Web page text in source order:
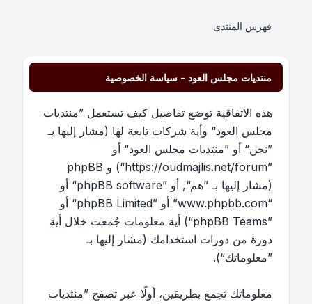
فهرس المنتدى
منتديات مجلس العود - سياسة الخصوصية
هذه الاتفاقية توضع تفاصيل كيف تستعمل ”منتديات
مجلس العود“ وأية شركات تابعة لها (مشار إليها بـ
”نحن“ أو ”منتديات مجلس العود“ أو
”https://oudmajlis.net/forum“) و phpBB
(مشار إليها بـ ”هم“, أو ”phpBB software“ أو
“www.phpbb.com” أو ”phpBB Limited“ أو
”phpBB Teams“) أية معلومات جُمعت خلال أية
دورة من دورات استخدامك (مشار إليها بـ
”معلوماتك“).
معلوماتك تجمع بطريقين، أولًا عبر تصفح ”منتديات